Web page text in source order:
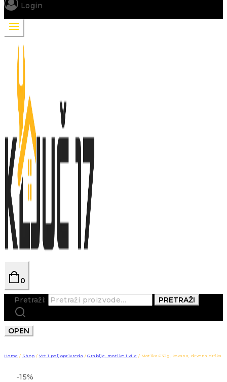
Login
0
Pretraži: PRETRAŽI
OPEN
Home / Shop / Vrt i poljoprivreda / Grablje, motike i vile / Motika 630g, kovana, drvena drška
-15%